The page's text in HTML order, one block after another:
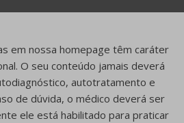
em nossa homepage têm caráter
O seu conteúdo jamais deverá
autotratamento e
de dúvida, o médico deverá ser
ele está habilitado para praticar